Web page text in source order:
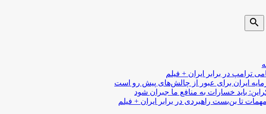
search
ترامپ در برابر ایران + فیلم
ایران برای عبور از چالش‌های پیش رو است
باید خسارات به منافع ما جبران شود
تا بن‌بست راهبردی در برابر ایران + فیلم